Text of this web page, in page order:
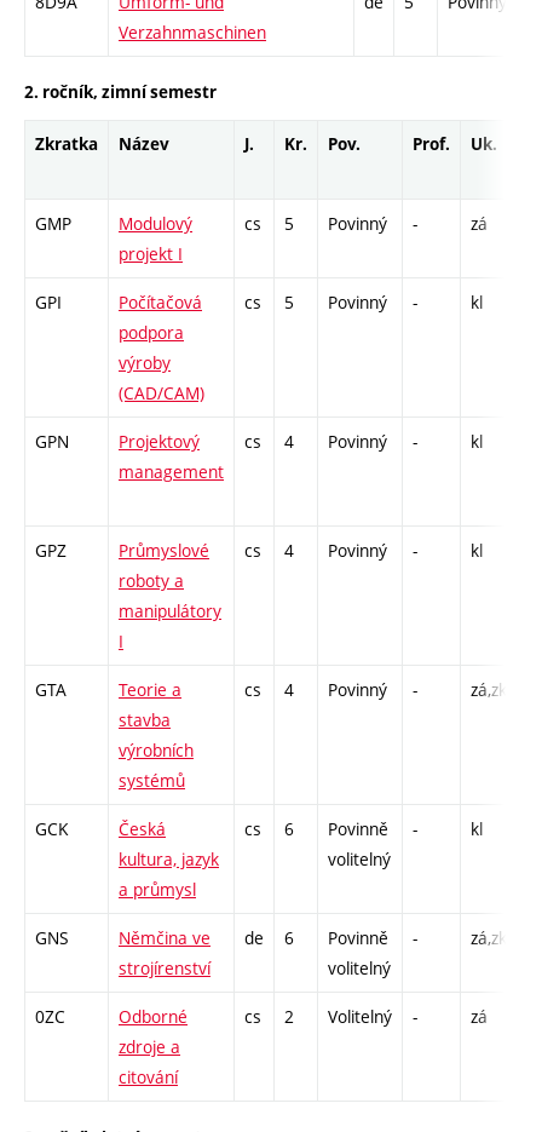
Verzahnmaschinen
2. ročník, zimní semestr
Zkratka Název J. Kr. Pov. Prof. Uk.
GMP
Modulový
projekt I
cs 5 Povinný - zá
GPI
Počítačová
podpora
výroby
(CAD/CAM)
cs 5 Povinný - kl
GPN
Projektový
management
cs 4 Povinný - kl
GPZ
Průmyslové
roboty a
manipulátory
I
cs 4 Povinný - kl
GTA
Teorie a
stavba
výrobních
systémů
cs 4 Povinný - zá,zk
GCK
Česká
kultura, jazyk
a průmysl
cs 6
Povinně
volitelný
- kl
GNS
Němčina ve
strojírenství
de 6
Povinně
volitelný
- zá,zk
0ZC
Odborné
zdroje a
citování
cs 2 Volitelný - zá